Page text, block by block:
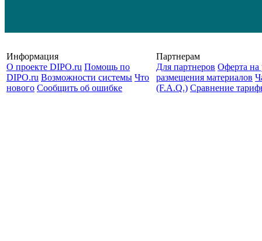
Информация
О проекте DIPO.ru Помощь по
DIPO.ru Возможности системы Что
нового Сообщить об ошибке
Партнерам
Для партнеров Оферта на
размещения материалов
(F.A.Q.) Cравнение